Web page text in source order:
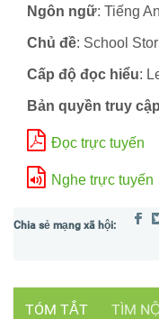
Ngôn ngữ: Tiếng
Chủ đề: School
Cấp độ đọc hiểu:
Bản quyền truy cập
Đọc trực tuyến
Nghe trực tuyến
TÓM TẮT TÌM